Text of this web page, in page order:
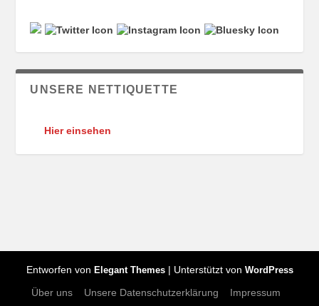
UNSERE NETTIQUETTE
Hier einsehen
Entworfen von Elegant Themes| Unterstützt von WordPress
Über uns Unsere Datenschutzerklärung
Impressum